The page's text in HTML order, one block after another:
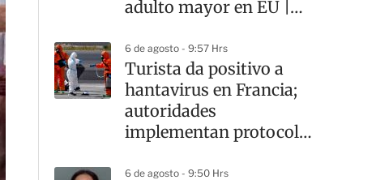
adulto mayor en EU |
6 de agosto - 9:57 Hrs
Turista da positivo a
hantavirus en Francia;
autoridades
implementan protocolos
6 de agosto - 9:50 Hrs